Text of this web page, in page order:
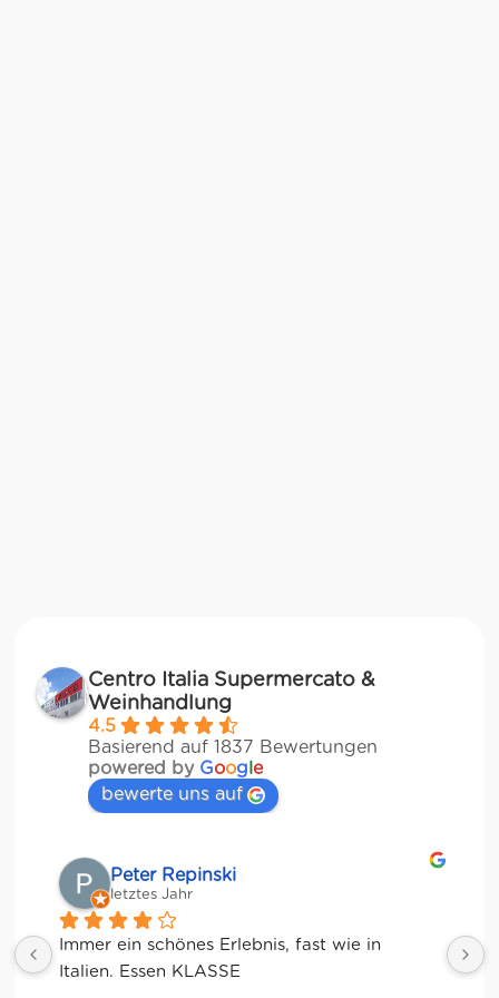
Centro Italia Supermercato &
Weinhandlung
4.5
Basierend auf 1837 Bewertungen
powered by Google
bewerte uns auf
Matze
letztes Jahr